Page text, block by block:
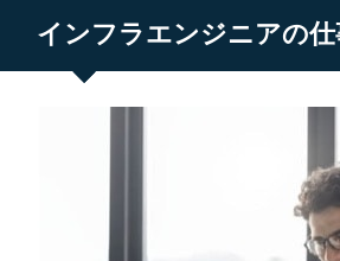
インフラエンジニアの仕